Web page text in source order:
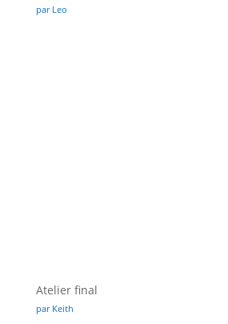
par Leo
Atelier final
par Keith